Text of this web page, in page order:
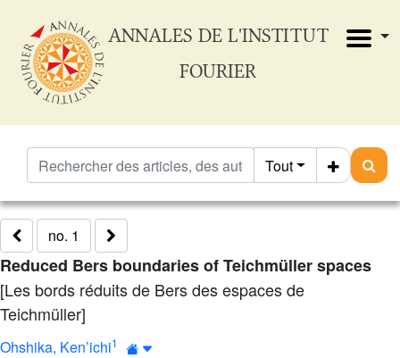
ANNALES DE L'INSTITUT
FOURIER
Tout
no. 1
Reduced Bers boundaries of Teichmüller spaces
[Les bords réduits de Bers des espaces de
Teichmüller]
Ohshika, Ken’ichi1